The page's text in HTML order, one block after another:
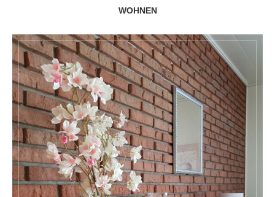
WOHNEN